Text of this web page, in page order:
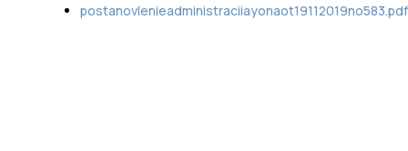
postanovlenieadministraciiayonaot19112019no583.pdf